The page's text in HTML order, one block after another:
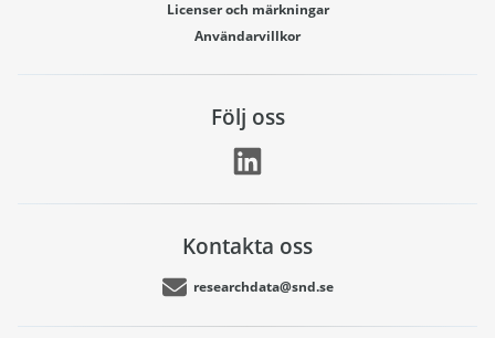
Licenser och märkningar
Användarvillkor
Följ oss
Kontakta oss
researchdata@snd.se